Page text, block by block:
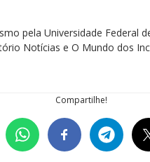
pela Universidade Federal
Notícias e O Mundo dos
Compartilhe!